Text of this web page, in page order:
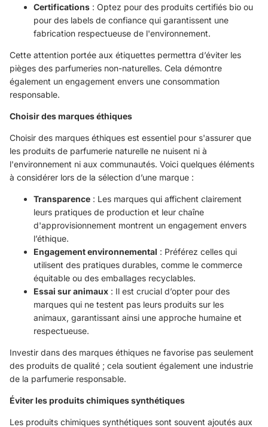
Certifications : Optez pour des produits certifiés bio ou
pour des labels de confiance qui garantissent une
fabrication respectueuse de l'environnement.
Cette attention portée aux étiquettes permettra d’éviter les
pièges des parfumeries non-naturelles. Cela démontre
également un engagement envers une consommation
responsable.
Choisir des marques éthiques
Choisir des marques éthiques est essentiel pour s'assurer que
les produits de parfumerie naturelle ne nuisent ni à
l'environnement ni aux communautés. Voici quelques éléments
à considérer lors de la sélection d’une marque :
Transparence : Les marques qui affichent clairement
leurs pratiques de production et leur chaîne
d'approvisionnement montrent un engagement envers
l’éthique.
Engagement environnemental : Préférez celles qui
utilisent des pratiques durables, comme le commerce
équitable ou des emballages recyclables.
Essai sur animaux : Il est crucial d’opter pour des
marques qui ne testent pas leurs produits sur les
animaux, garantissant ainsi une approche humaine et
respectueuse.
Investir dans des marques éthiques ne favorise pas seulement
des produits de qualité ; cela soutient également une industrie
de la parfumerie responsable.
Éviter les produits chimiques synthétiques
Les produits chimiques synthétiques sont souvent ajoutés aux